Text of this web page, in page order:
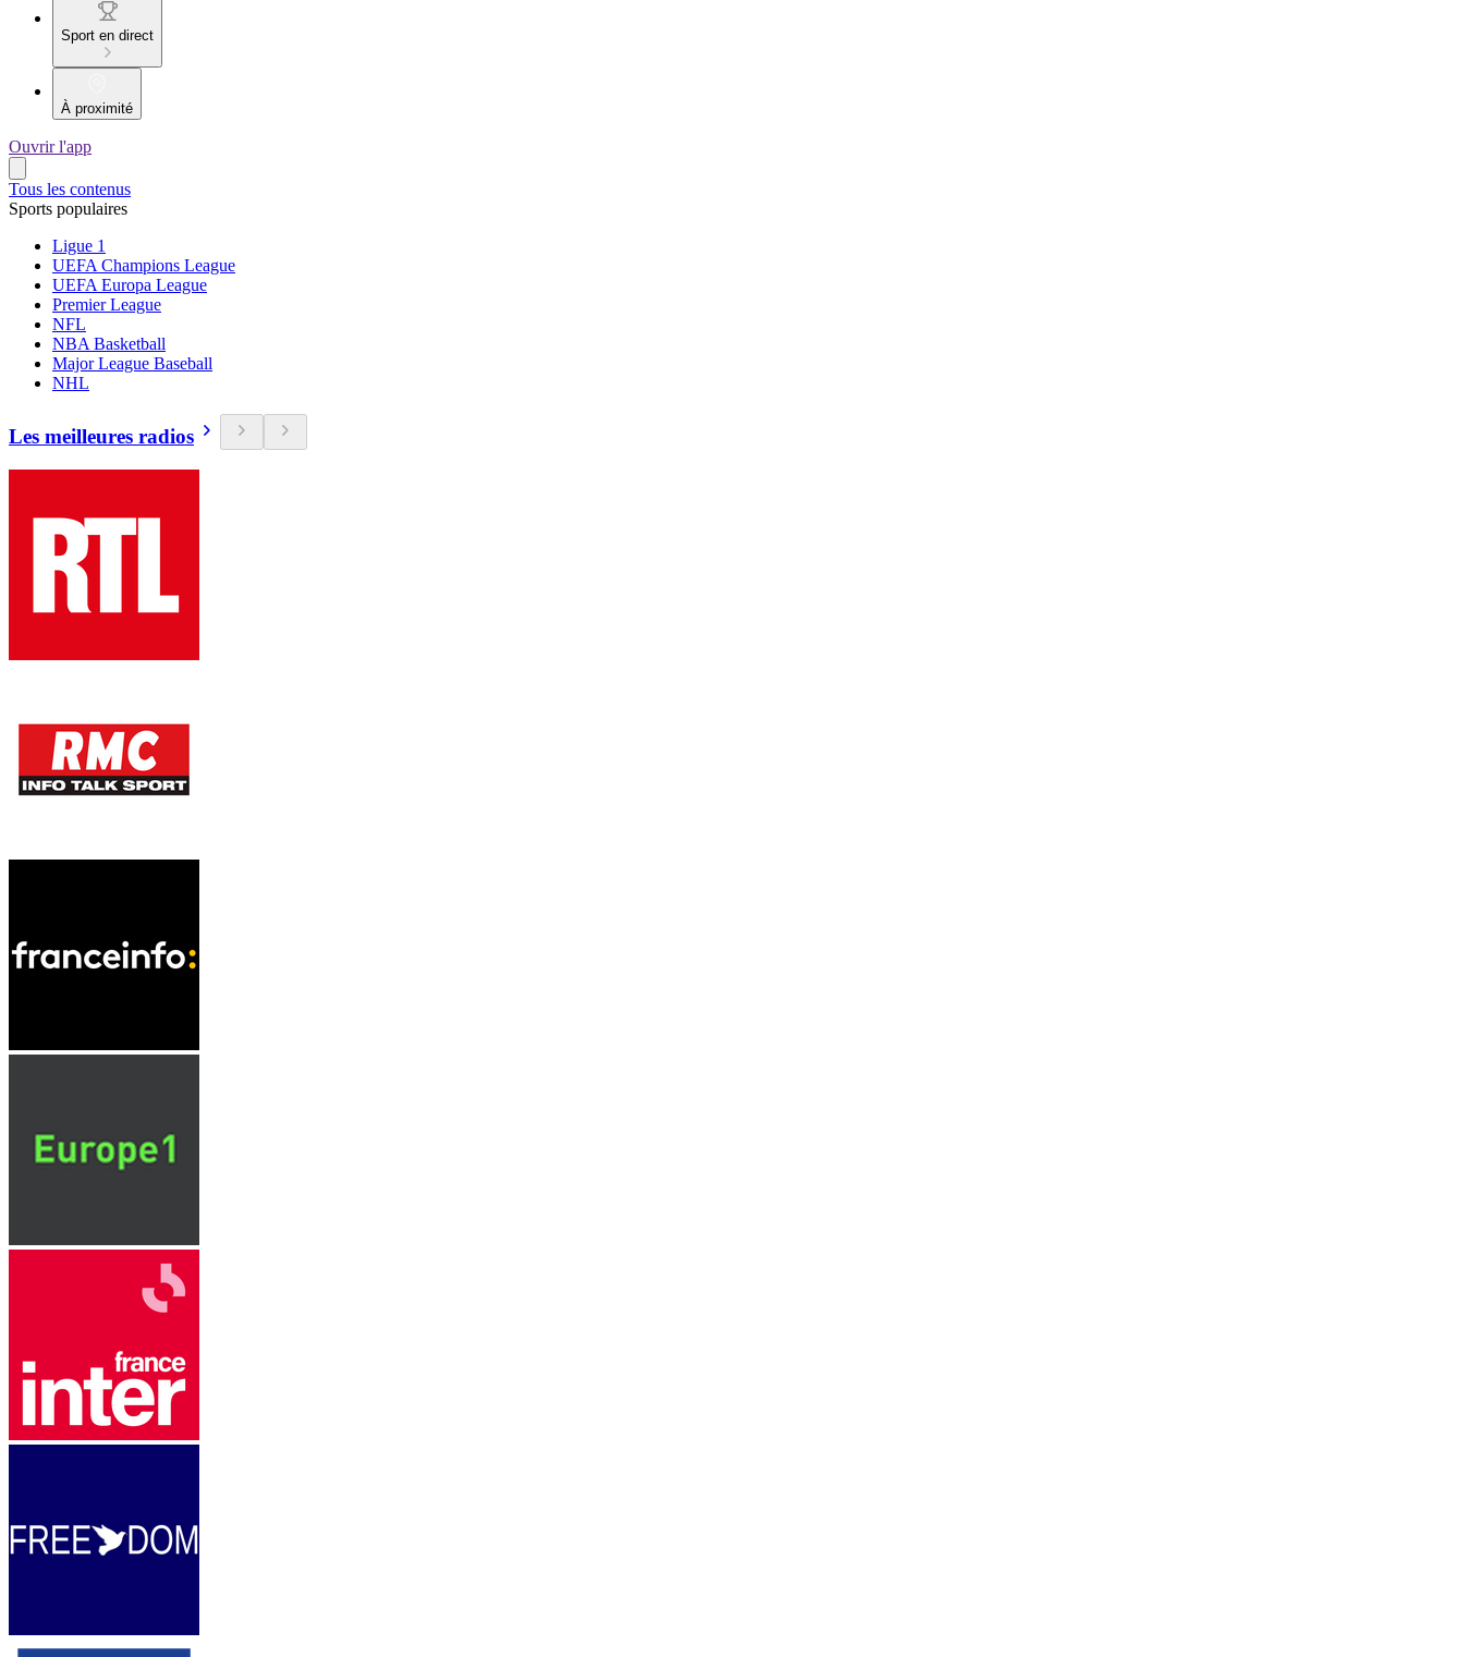
Sport en direct
À proximité
Ouvrir l'app
Tous les contenus
Sports populaires
Ligue 1
UEFA Champions League
UEFA Europa League
Premier League
NFL
NBA Basketball
Major League Baseball
NHL
Les meilleures radios